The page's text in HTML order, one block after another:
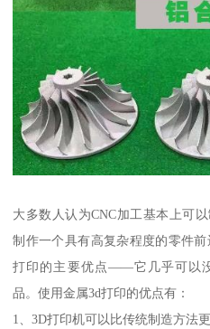
大多数人认为CNC加工基本上可
制作一个具有高复杂程度的零件
打印的主要优点——它几乎可以
品。使用金属3d打印的优点有：
1、3D打印机可以比传统制造方法